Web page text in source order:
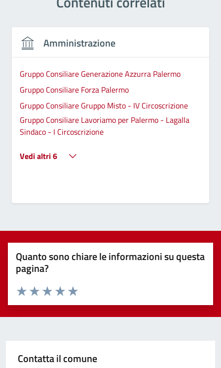
Amministrazione
Gruppo Consiliare Generazione Azzurra Palermo
Gruppo Consiliare Forza Palermo
Gruppo Consiliare Gruppo Misto - IV Circoscrizione
Gruppo Consiliare Lavoriamo per Palermo - Lagalla
Sindaco - I Circoscrizione
Vedi altri 6
Quanto sono chiare le informazioni su questa
pagina?
Valuta 5 stelle su 5
Valuta 4 stelle su 5
Valuta 3 stelle su 5
Valuta 2 stelle su 5
Valuta 1 stelle su 5
Contatta il comune